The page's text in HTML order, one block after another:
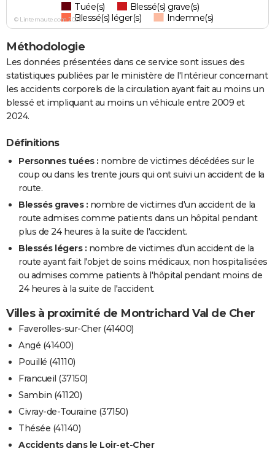
Tuée(s)
Blessé(s) grave(s)
Blessé(s) léger(s)
Indemne(s)
© Linternaute.com 2026
Méthodologie
Les données présentées dans ce service sont issues des
statistiques publiées par le ministère de l'Intérieur concernant
les accidents corporels de la circulation ayant fait au moins un
blessé et impliquant au moins un véhicule entre 2009 et
2024.
Définitions
Personnes tuées : nombre de victimes décédées sur le
coup ou dans les trente jours qui ont suivi un accident de la
route.
Blessés graves : nombre de victimes d'un accident de la
route admises comme patients dans un hôpital pendant
plus de 24 heures à la suite de l'accident.
Blessés légers : nombre de victimes d'un accident de la
route ayant fait l'objet de soins médicaux, non hospitalisées
ou admises comme patients à l'hôpital pendant moins de
24 heures à la suite de l'accident.
Villes à proximité de Montrichard Val de Cher
Faverolles-sur-Cher (41400)
Angé (41400)
Pouillé (41110)
Francueil (37150)
Sambin (41120)
Civray-de-Touraine (37150)
Thésée (41140)
Accidents dans le Loir-et-Cher